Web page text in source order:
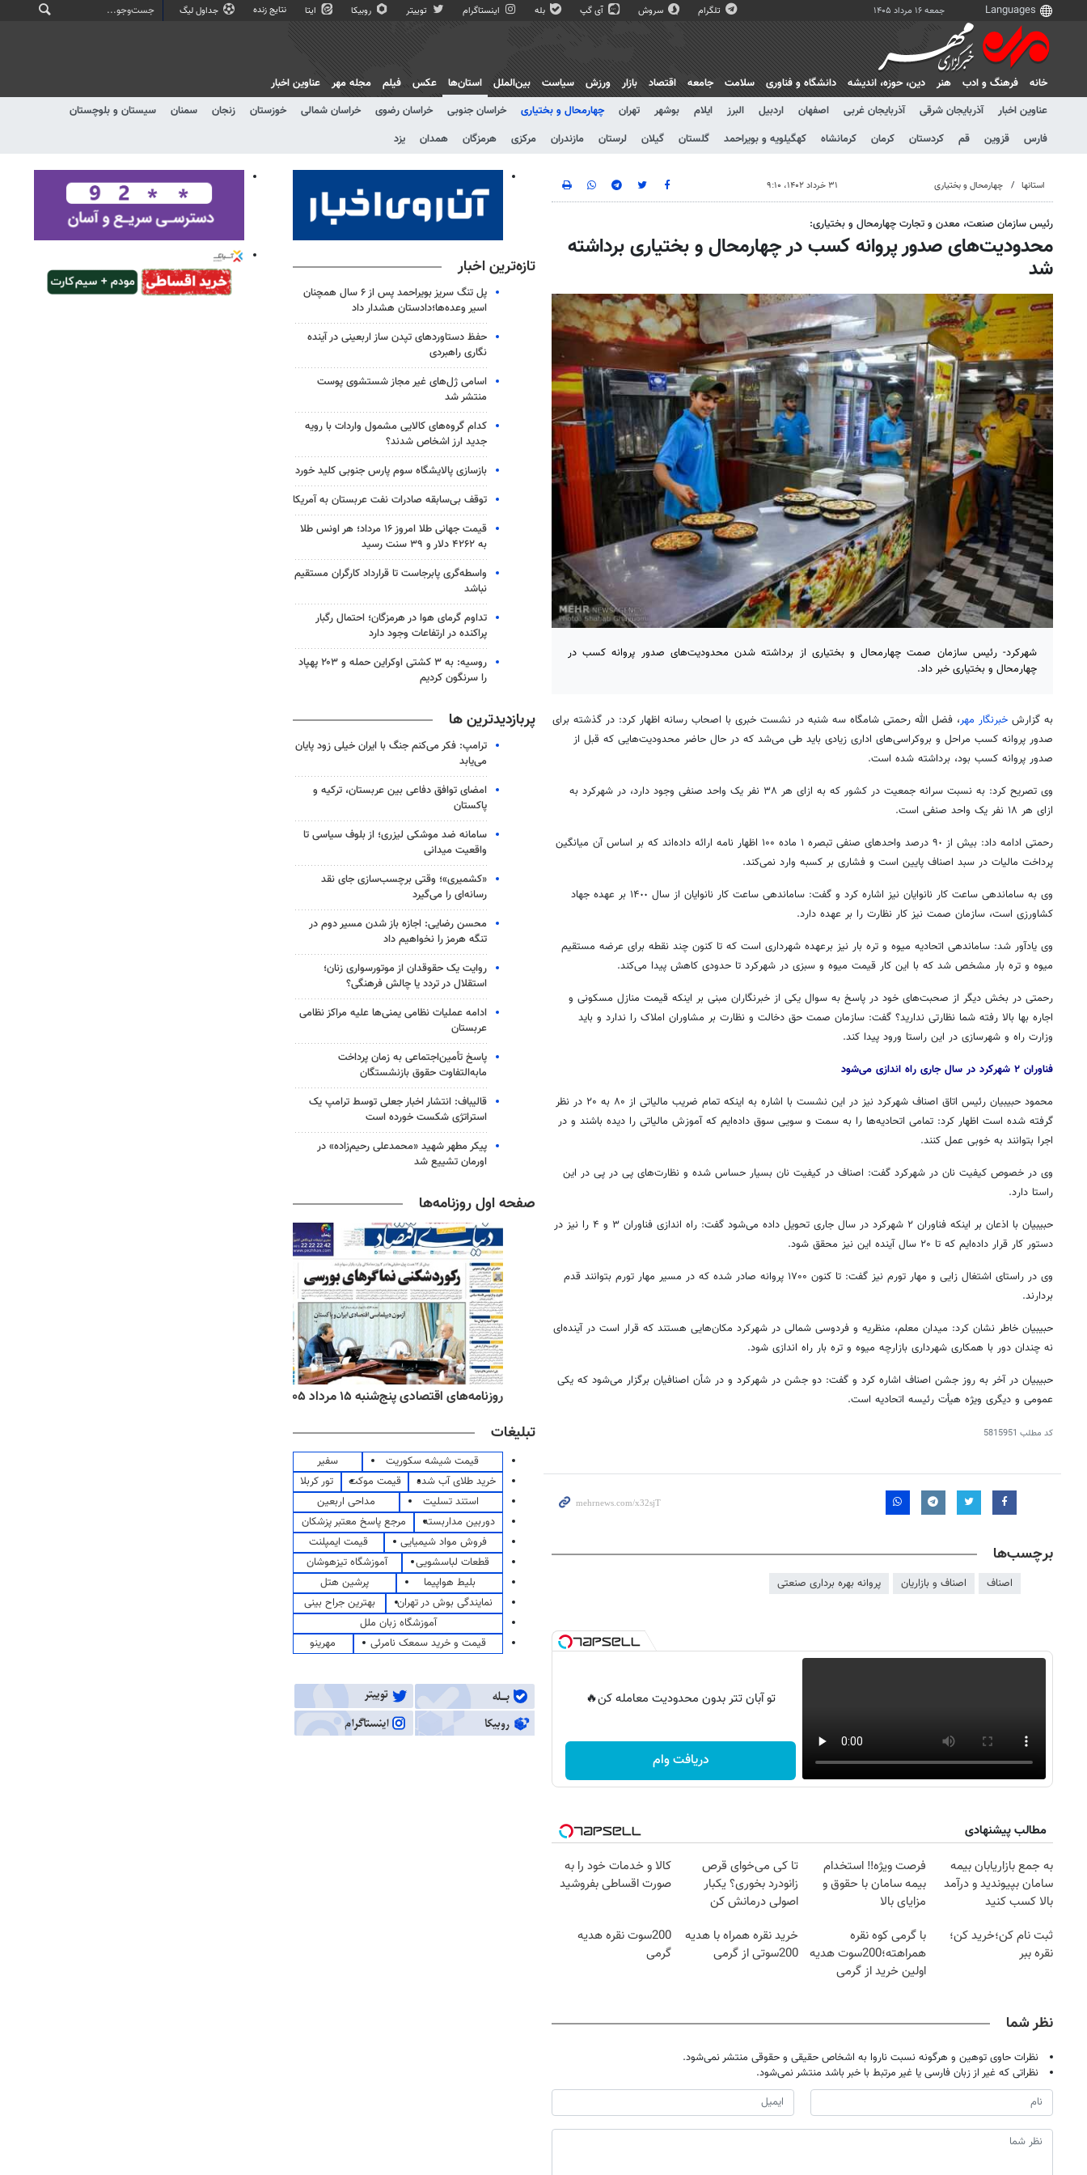
جمعه ۱۶ مرداد ۱۴۰۵ تلگرام سروش آی گپ بله اینستاگرام توییتر روبیکا ایتا نتایج زنده جداول لیگ
خانه فرهنگ و ادب هنر دين، حوزه، انديشه دانشگاه و فناوری سلامت جامعه اقتصاد بازار ورزش سیاست بین‌الملل
استان‌ها
عناوین اخبار
آذربایجان شرقی آذربایجان غربی اصفهان اردبیل البرز ایلام بوشهر تهران چهارمحال و بختیاری خراسان جنوبی خراسان رضوی خراسان شمالی خوزستان زنجان سمنان
سیستان و بلوچستان
فارس
قزوین قم کردستان کرمان کرمانشاه کهگیلویه و بویراحمد گلستان گیلان لرستان مازندران مرکزی هرمزگان همدان یزد
عکس فیلم مجله مهر عناوین اخبار
استانها چهارمحال و بختیاری ۳۱ خرداد ۱۴۰۲، ۹:۱۰
رئیس سازمان صنعت، معدن و تجارت چهارمحال و بختیاری:
محدودیت‌های صدور پروانه کسب در چهارمحال و بختیاری برداشته
شد
شهرکرد- رئیس سازمان صمت چهارمحال و بختیاری از برداشته شدن محدودیت‌های صدور پروانه کسب در
چهارمحال و بختیاری خبر داد.
به گزارش خبرنگار مهر، فضل الله رحمتی شامگاه سه شنبه در نشست خبری با اصحاب رسانه اظهار کرد: در گذشته برای
صدور پروانه کسب مراحل و بروکراسی‌های اداری زیادی باید طی می‌شد که در حال حاضر محدودیت‌هایی که قبل از
صدور پروانه کسب بود، برداشته شده است.
وی تصریح کرد: به نسبت سرانه جمعیت در کشور که به ازای هر ۳۸ نفر یک واحد صنفی وجود دارد، در شهرکرد به
ازای هر ۱۸ نفر یک واحد صنفی است.
رحمتی ادامه داد: بیش از ۹٠ درصد واحدهای صنفی تبصره ۱ ماده ۱۰۰ اظهار نامه ارائه داده‌اند که بر اساس آن میانگین
پرداخت مالیات در سبد اصناف پایین است و فشاری بر کسبه وارد نمی‌کند.
وی به ساماندهی ساعت کار نانوایان نیز اشاره کرد و گفت: ساماندهی ساعت کار نانوایان از سال ۱۴٠٠ بر عهده جهاد
کشاورزی است، سازمان صمت نیز کار نظارت را بر عهده دارد.
وی یادآور شد: ساماندهی اتحادیه میوه و تره بار نیز برعهده شهرداری است که تا کنون چند نقطه برای عرضه مستقیم
میوه و تره بار مشخص شد که با این کار قیمت میوه و سبزی در شهرکرد تا حدودی کاهش پیدا می‌کند.
رحمتی در بخش دیگر از صحبت‌های خود در پاسخ به سوال یکی از خبرنگاران مبنی بر اینکه قیمت منازل مسکونی و
اجاره بها بالا رفته شما نظارتی ندارید؟ گفت: سازمان صمت حق دخالت و نظارت بر مشاوران املاک را ندارد و باید
وزارت راه و شهرسازی در این راستا ورود پیدا کند.
فناوران
محمود حبیبیان رئیس اتاق اصناف شهرکرد نیز در این نشست با اشاره به اینکه تمام ضریب مالیاتی از ۸۰ به ۲۰ در نظر
گرفته شده است اظهار کرد: تمامی اتحادیه‌ها را به سمت و سویی سوق داده‌ایم که آموزش مالیاتی را دیده باشند و در
اجرا بتوانند به خوبی عمل کنند.
وی در خصوص کیفیت نان در شهرکرد گفت: اصناف در کیفیت نان بسیار حساس شده و نظارت‌های پی در پی در این
راستا دارد.
حبیبیان با اذعان بر اینکه فناوران فناوران
۳ و ۴ را نیز در
دستور کار قرار داده‌ایم که تا ۲۰ سال آینده این نیز محقق شود.
وی در راستای اشتغال زایی
و مهار تورم نیز گفت: تا کنون ۱۷۰۰ پروانه صادر شده که در مسیر مهار تورم بتوانند قدم
بردارند.
حبیبیان خاطر نشان کرد: میدان معلم، منظریه و فردوسی شمالی در شهرکرد مکان‌هایی هستند که قرار است در آینده‌ای
نه چندان دور با همکاری شهرداری بازارچه میوه و تره بار راه اندازی شود.
حبیبیان در آخر به روز جشن اصناف اشاره کرد و گفت: دو جشن در شهرکرد و در شأن اصنافیان برگزار می‌شود که یکی
عمومی و دیگری ویژه هیأت رئیسه اتحادیه است.
کد مطلب 5815951
برچسب‌ها
اصناف اصناف و بازاریان پروانه بهره برداری صنعتی
تو آبان تتر بدون محدودیت معامله کن🔥
دریافت وام
مطالب پیشنهادی
به جمع بازاریابان بیمه
سامان بپیوندید و درآمد
بالا کسب کنید
فرصت ویژه‼️ استخدام
بیمه سامان با حقوق و
مزایای بالا
تا کی می‌خوای قرص
زانودرد بخوری؟ یکبار
اصولی درمانش کن
کالا و خدمات خود را به
صورت اقساطی بفروشید
ثبت نام کن؛خرید کن؛
نقره ببر
با گرمی کوه نقره
همراهته؛200سوت هدیه
اولین خرید از گرمی
خرید نقره همراه با هدیه
200سوتی از گرمی
200سوت نقره هدیه
گرمی
نظر شما
نظرات حاوی توهین و هرگونه نسبت ناروا به اشخاص حقیقی و حقوقی منتشر نمی‌شود.
نظراتی که غیر از زبان فارسی یا غیر مرتبط با خبر باشد منتشر نمی‌شود.
تازه‌ترین اخبار
پل تنگ سریز بویراحمد پس از ۶ سال همچنان
اسیر وعده‌ها؛دادستان هشدار داد
حفظ دستاوردهای تپدن ساز اربعینی در آینده
نگاری راهبردی
اسامی ژل‌های غیر مجاز شستشوی پوست
منتشر شد
کدام گروه‌های کالایی مشمول واردات با رویه
جدید ارز اشخاص شدند؟
بازسازی پالایشگاه سوم پارس جنوبی کلید خورد
توقف بی‌سابقه صادرات نفت عربستان به آمریکا
قیمت جهانی طلا امروز ۱۶ مرداد؛ هر اونس طلا
به ۴۲۶۲ دلار و ۳۹ سنت رسید
واسطه‌گری پابرجاست تا قرارداد کارگران مستقیم
نباشد
تداوم گرمای هوا در هرمزگان؛ احتمال رگبار
پراکنده در ارتفاعات وجود دارد
روسیه: به ۳ کشتی اوکراین حمله و ۲۰۳ پهپاد
را سرنگون کردیم
پربازدیدترین ها
ترامپ: فکر می‌کنم جنگ با ایران خیلی زود پایان
می‌یابد
امضای توافق دفاعی بین عربستان، ترکیه و
پاکستان
سامانه ضد موشکی لیزری؛ از بلوف سیاسی تا
واقعیت میدانی
«کشمیری»؛ وقتی برچسب‌سازی جای نقد
رسانه‌ای را می‌گیرد
محسن رضایی: اجازه باز شدن مسیر دوم در
تنگه هرمز را نخواهیم داد
روایت یک حقوقدان از موتورسواری زنان؛
استقلال در تردد یا چالش فرهنگی؟
ادامه عملیات نظامی یمنی‌ها علیه مراکز نظامی
عربستان
پاسخ تأمین‌اجتماعی به زمان پرداخت
مابه‌التفاوت حقوق بازنشستگان
قالیباف: انتشار اخبار جعلی توسط ترامپ یک
استراتژی شکست خورده است
پیکر مطهر شهید «محمدعلی رحیم‌زاده» در
اورمان تشییع شد
صفحه اول روزنامه‌ها
روزنامه‌های صبح پنج‌شنبه ۱۵ مرداد ۱۴۰۵ روزنامه‌های اقتصادی پنج‌شنبه ۱۵ مرداد ۱۴۰۵
تبلیغات
قیمت شیشه سکوریت
سفیر
خرید طلای آب شده
قیمت موکت
تور کربلا
استند تسلیت
مداحی اربعین
دوربین مداربسته
مرجع پاسخ معتبر پزشکان
فروش مواد شیمیایی
قیمت ایمپلنت
قطعات لباسشویی
آموزشگاه تیزهوشان
بلیط هواپیما
پرشین هتل
نمایندگی بوش در تهران
بهترین جراح بینی
آموزشگاه زبان ملل
قیمت و خرید سمعک نامرئی
مهرینو